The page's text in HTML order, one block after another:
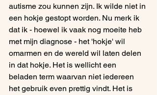
autisme zou kunnen zijn. Ik wilde niet in
een hokje gestopt worden. Nu merk ik
dat ik - hoewel ik vaak nog moeite heb
met mijn diagnose - het 'hokje' wil
omarmen en de wereld wil laten delen
in dat hokje. Het is wellicht een
beladen term waarvan niet iedereen
het gebruik even prettig vindt. Het is